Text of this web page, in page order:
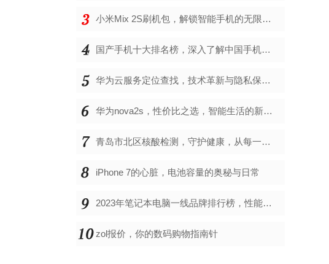
小米Mix 2S刷机包，解锁智能手机的无限可能
国产手机十大排名榜，深入了解中国手机市场的佼佼者
华为云服务定位查找，技术革新与隐私保护的双重奏
华为nova2s，性价比之选，智能生活的新伙伴
青岛市北区核酸检测，守护健康，从每一次检测开始
iPhone 7的心脏，电池容量的奥秘与日常
2023年笔记本电脑一线品牌排行榜，性能、创新与用户满意度的综合考量
zol报价，你的数码购物指南针